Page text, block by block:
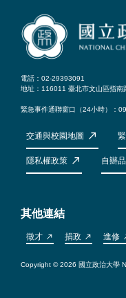
電話：02-29393091
地址：116011 臺北市文山區指南
緊急事件通聯窗口（24小時）：
交通與校園地圖
隱私權政策 自辦
其他連結
徵才 捐政 進修
Copyright © 2026 國立政治大學